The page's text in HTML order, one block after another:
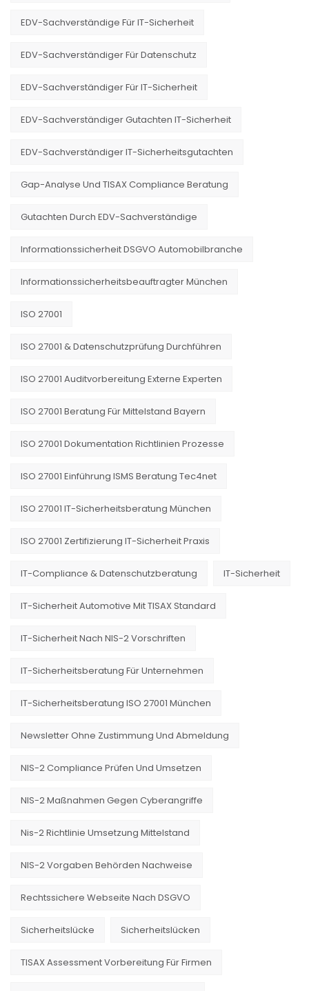
EDV-Sachverständige Für IT-Sicherheit
EDV-Sachverständiger Für Datenschutz
EDV-Sachverständiger Für IT-Sicherheit
EDV-Sachverständiger Gutachten IT-Sicherheit
EDV-Sachverständiger IT-Sicherheitsgutachten
Gap-Analyse Und TISAX Compliance Beratung
Gutachten Durch EDV-Sachverständige
Informationssicherheit DSGVO Automobilbranche
Informationssicherheitsbeauftragter München
ISO 27001
ISO 27001 & Datenschutzprüfung Durchführen
ISO 27001 Auditvorbereitung Externe Experten
ISO 27001 Beratung Für Mittelstand Bayern
ISO 27001 Dokumentation Richtlinien Prozesse
ISO 27001 Einführung ISMS Beratung Tec4net
ISO 27001 IT-Sicherheitsberatung München
ISO 27001 Zertifizierung IT-Sicherheit Praxis
IT-Compliance & Datenschutzberatung IT-Sicherheit
IT-Sicherheit Automotive Mit TISAX Standard
IT-Sicherheit Nach NIS-2 Vorschriften
IT-Sicherheitsberatung Für Unternehmen
IT-Sicherheitsberatung ISO 27001 München
Newsletter Ohne Zustimmung Und Abmeldung
NIS-2 Compliance Prüfen Und Umsetzen
NIS-2 Maßnahmen Gegen Cyberangriffe
Nis-2 Richtlinie Umsetzung Mittelstand
NIS-2 Vorgaben Behörden Nachweise
Rechtssichere Webseite Nach DSGVO
Sicherheitslücke Sicherheitslücken
TISAX Assessment Vorbereitung Für Firmen